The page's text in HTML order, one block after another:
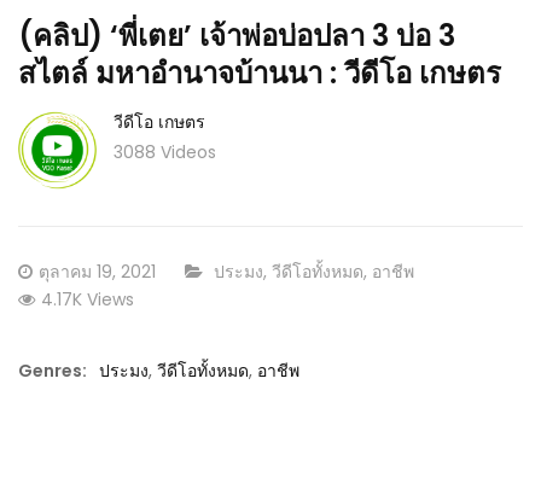
(คลิป) ‘พี่เตย’ เจ้าพ่อบ่อปลา 3 บ่อ 3
สไตล์ มหาอำนาจบ้านนา : วีดีโอ เกษตร
วีดีโอ เกษตร
3088 Videos
Posted
on
ตุลาคม 19, 2021 CATEGORY:
ประมง, วีดีโอทั้งหมด, อาชีพ
4.17K Views
Genres: ประมง, วีดีโอทั้งหมด, อาชีพ